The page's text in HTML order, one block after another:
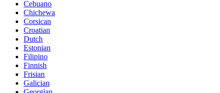
Cebuano
Chichewa
Corsican
Croatian
Dutch
Estonian
Filipino
Finnish
Frisian
Galician